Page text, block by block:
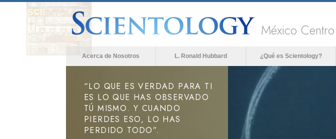
México
Acerca de Nosotros L. Ronald Hubbard ¿Qué es Scientology?
“LO QUE ES VERDAD PARA TI
ES LO QUE HAS OBSERVADO
TÚ MISMO. Y CUANDO
PIERDES ESO, LO HAS
PERDIDO TODO”.